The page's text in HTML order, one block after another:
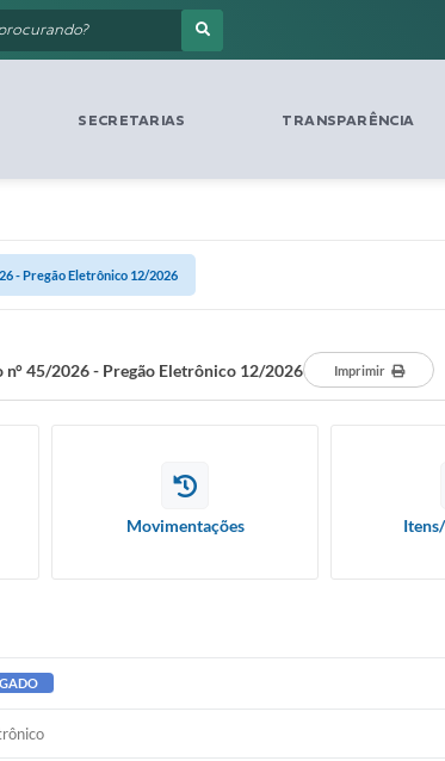
SECRETARIAS TRANSPARÊNCIA
- Pregão Eletrônico 12/2026
n° 45/2026 - Pregão Eletrônico 12/2026 Imprimir
Movimentações